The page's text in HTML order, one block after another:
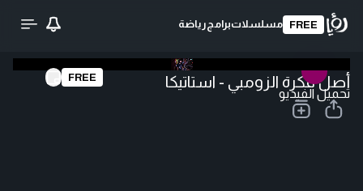
FREE مسلسلاتبرامج رياضة
تحميل الفيديو
FREE أصل فكرة الزومبي - استاتيكا